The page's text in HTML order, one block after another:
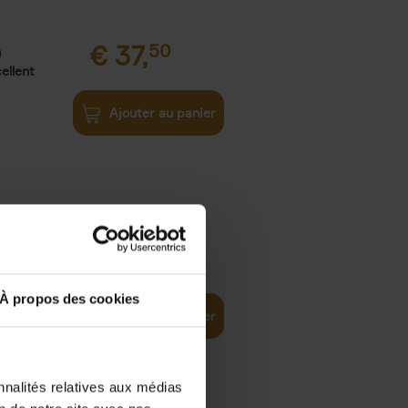
À propos des cookies
relatives aux médias
€ 37,50
Ajouter au panier
world 29,99
Ajouter au panier